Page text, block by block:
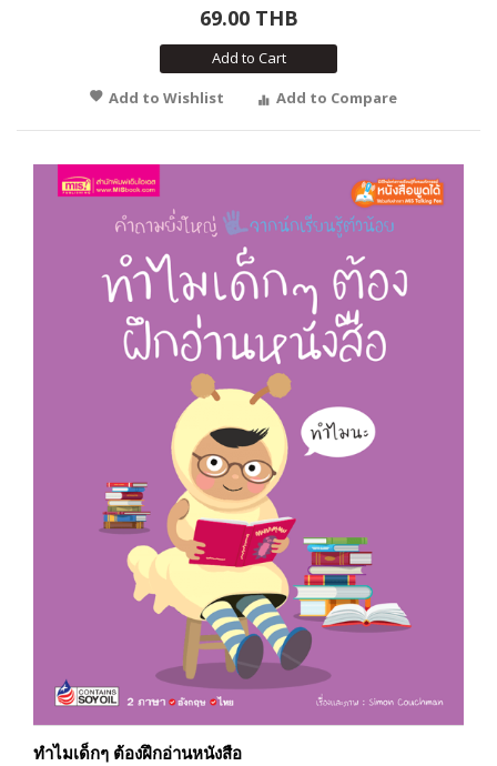
69.00 THB
Add to Cart
Add to Wishlist
Add to Compare
ทำไมเด็กๆ ต้องฝึกอ่านหนังสือ